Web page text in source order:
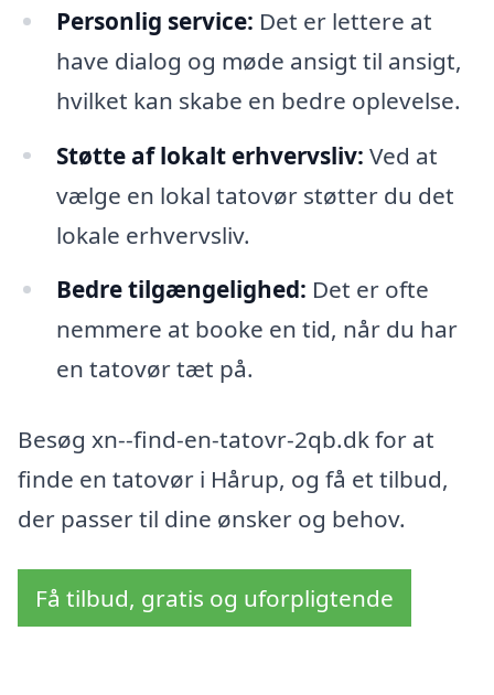
Personlig service: Det er lettere at
have dialog og møde ansigt til ansigt,
hvilket kan skabe en bedre oplevelse.
Støtte af lokalt erhvervsliv: Ved at
vælge en lokal tatovør støtter du det
lokale erhvervsliv.
Bedre tilgængelighed: Det er ofte
nemmere at booke en tid, når du har
en tatovør tæt på.
Besøg xn--find-en-tatovr-2qb.dk for at
finde en tatovør i Hårup, og få et tilbud,
der passer til dine ønsker og behov.
Få tilbud, gratis og uforpligtende